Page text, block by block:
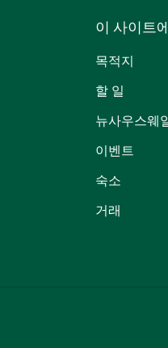
이 사이트
목적지
할 일
뉴사우스웨
이벤트
숙소
거래